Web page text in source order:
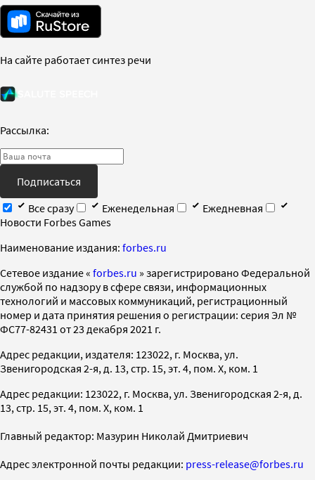
На сайте работает синтез речи
Рассылка:
Подписаться
Все сразу
Еженедельная
Ежедневная
Новости Forbes Games
Наименование издания: forbes.ru
Cетевое издание « forbes.ru » зарегистрировано Федеральной
службой по надзору в сфере связи, информационных
технологий и массовых коммуникаций, регистрационный
номер и дата принятия решения о регистрации: серия Эл №
ФС77-82431 от 23 декабря 2021 г.
Адрес редакции, издателя: 123022, г. Москва, ул.
Звенигородская 2-я, д. 13, стр. 15, эт. 4, пом. X, ком. 1
Адрес редакции: 123022, г. Москва, ул. Звенигородская 2-я, д.
13, стр. 15, эт. 4, пом. X, ком. 1
Главный редактор: Мазурин Николай Дмитриевич
Адрес электронной почты редакции: press-release@forbes.ru